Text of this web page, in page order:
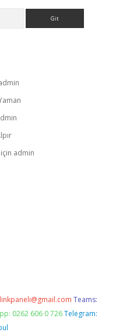
için admin
Teams:
0262 606 0 726 Telegram: